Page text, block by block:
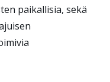
paikallisia, sekä